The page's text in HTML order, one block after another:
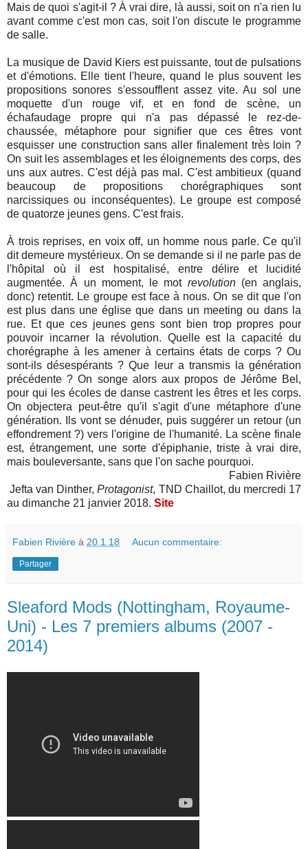
Mais de quoi s'agit-il ? À vrai dire, là aussi, soit on n'a rien lu
avant comme c'est mon cas, soit l'on discute le programme
de salle.
La musique de David Kiers est puissante, tout de pulsations
et d'émotions. Elle tient l'heure, quand le plus souvent les
propositions sonores s'essoufflent assez vite. Au sol une
moquette d'un rouge vif, et en fond de scène, un
échafaudage propre qui n'a pas dépassé le rez-de-
chaussée, métaphore pour signifier que ces êtres vont
esquisser une construction sans aller finalement très loin ?
On suit les assemblages et les éloignements des corps, des
uns aux autres. C'est déjà pas mal. C'est ambitieux (quand
beaucoup de propositions chorégraphiques sont
narcissiques ou inconséquentes). Le groupe est composé
de quatorze jeunes gens. C'est frais.
À trois reprises, en voix off, un homme nous parle. Ce qu'il
dit demeure mystérieux. On se demande si il ne parle pas de
l'hôpital où il est hospitalisé, entre délire et lucidité
augmentée. À un moment, le mot revolution(en anglais,
donc) retentit. Le groupe est face à nous. On se dit que l'on
est plus dans une église que dans un meeting ou dans la
rue. Et que ces jeunes gens sont bien trop propres pour
pouvoir incarner la révolution. Quelle est la capacité du
chorégraphe à les amener à certains états de corps ? Ou
sont-ils désespérants ? Que leur a transmis la génération
précédente ? On songe alors aux propos de Jérôme Bel,
pour qui les écoles de danse castrent les êtres et les corps.
On objectera peut-être qu'il s'agit d'une métaphore d'une
génération. Ils vont se dénuder, puis suggérer un retour (un
effondrement ?) vers l'origine de l'humanité. La scène finale
est, étrangement, une sorte d'épiphanie, triste à vrai dire,
mais bouleversante, sans que l'on sache pourquoi.
Fabien Rivière
Jefta van Dinther,Protagonist, TND Chaillot, du mercredi 17
au dimanche 21 janvier 2018. Site
Fabien Rivière à 20.1.18 Aucun commentaire:
Partager
Sleaford Mods (Nottingham, Royaume-
Uni) - Les 7 premiers albums (2007 -
2014)